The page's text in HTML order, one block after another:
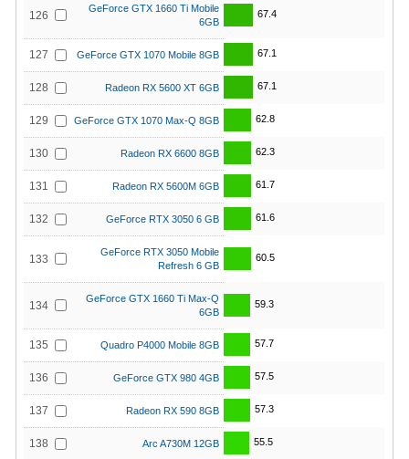
126
GeForce GTX 1660 Ti Mobile
6GB
67.4
127 GeForce GTX 1070 Mobile 8GB 67.1
128 Radeon RX 5600 XT 6GB 67.1
129 GeForce GTX 1070 Max-Q 8GB 62.8
130 Radeon RX 6600 8GB 62.3
131 Radeon RX 5600M 6GB 61.7
132 GeForce RTX 3050 6 GB 61.6
133
GeForce RTX 3050 Mobile
Refresh 6 GB
60.5
134
GeForce GTX 1660 Ti Max-Q
6GB
59.3
135 Quadro P4000 Mobile 8GB 57.7
136 GeForce GTX 980 4GB 57.5
137 Radeon RX 590 8GB 57.3
138 Arc A730M 12GB 55.5